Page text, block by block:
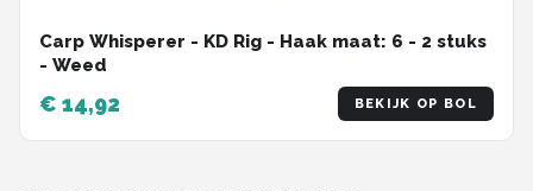
Carp Whisperer - KD Rig - Haak maat: 6 - 2 stuks
- Weed
€ 14,92 BEKIJK OP BOL